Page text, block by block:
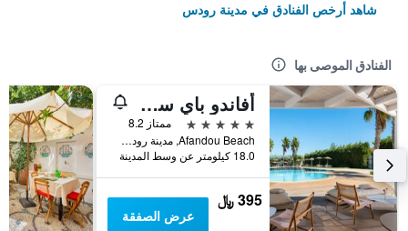
شاهد أرخص الفنادق في مدينة رودس
الفنادق الموصى بها
أفاندو باي سويتس هوتل
5 نجوم
ممتاز 8.2
Afandou Beach, مدينة رودس, اليونان
18.0 كيلومتر عن وسط المدينة
395 ﷼
عرض الصفقة